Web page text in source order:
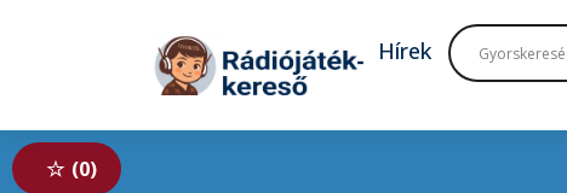
Tovább a tartalomhoz
Hírek
0